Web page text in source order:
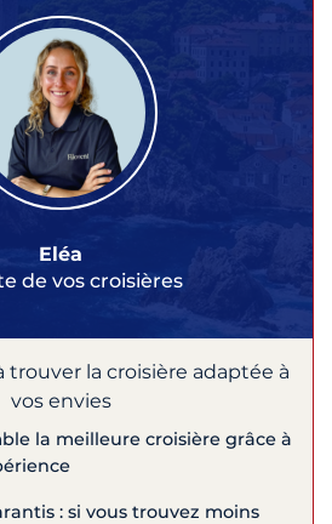
Eléa
de vos croisières
trouver la croisière adaptée à
vos envies
la meilleure croisière grâce à
: si vous trouvez moins